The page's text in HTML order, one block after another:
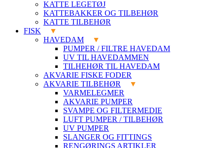
KATTE LEGETØJ
KATTEBAKKER OG TILBEHØR
KATTE TILBEHØR
FISK
HAVEDAM
PUMPER / FILTRE HAVEDAM
UV TIL HAVEDAMMEN
TILHEHØR TIL HAVEDAM
AKVARIE FISKE FODER
AKVARIE TILBEHØR
VARMELEGMER
AKVARIE PUMPER
SVAMPE OG FILTERMEDIE
LUFT PUMPER / TILBEHØR
UV PUMPER
SLANGER OG FITTINGS
RENGØRINGS ARTIKLER